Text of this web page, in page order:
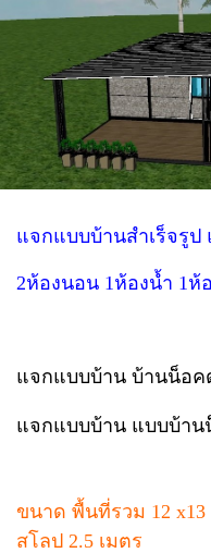
แจกแบบบ้านสำเร็จรู
2ห้องนอน 1ห้องน้ำ 1ห้
แจกแบบบ้าน บ้านน็อค
แจกแบบบ้าน แบบบ้า
ขนาด พื้นที่รวม 12 x13
สโลป 2.5 เมตร